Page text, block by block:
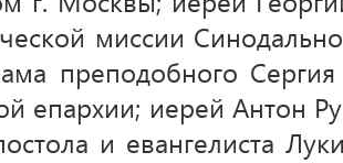
миссии
преподобного
епархии; иерей Антон
и евангелиста